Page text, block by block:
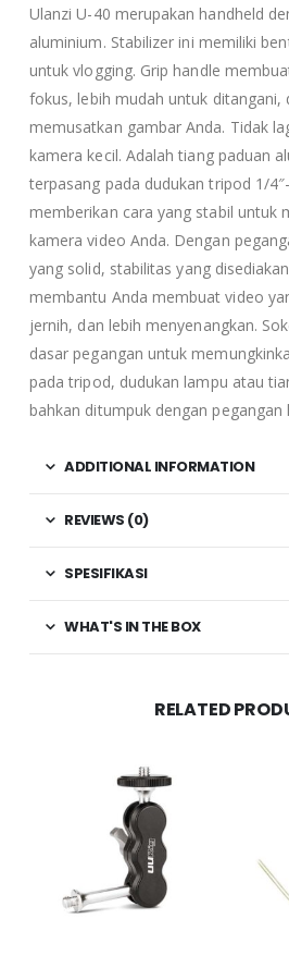
Ulanzi U-40 merupakan handheld
aluminium. Stabilizer ini memiliki
untuk vlogging. Grip handle
fokus, lebih mudah untuk ditangani,
memusatkan gambar Anda. Tidak
kamera kecil. Adalah tiang paduan
terpasang pada dudukan tripod 1/
memberikan cara yang stabil untuk
kamera video Anda. Dengan
yang solid, stabilitas yang
membantu Anda membuat video
jernih, dan lebih menyenangkan.
dasar pegangan untuk
pada tripod, dudukan lampu atau
bahkan ditumpuk dengan pegangan
ADDITIONAL INFORMATION
REVIEWS (0)
SPESIFIKASI
WHAT'S IN THE BOX
RELATED